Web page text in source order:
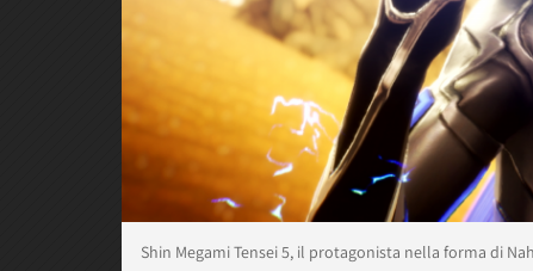
Shin Megami Tensei 5, il protagonista nella forma di